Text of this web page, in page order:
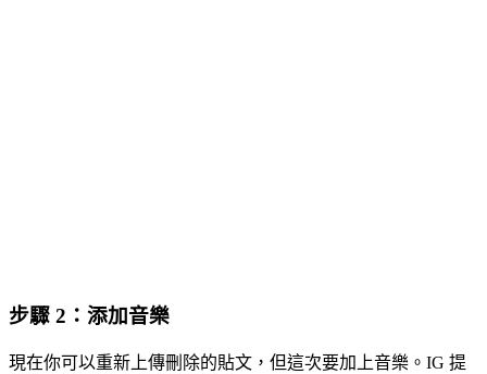
步驟 2：添加音樂
現在你可以重新上傳刪除的貼文，但這次要加上音樂。IG 提